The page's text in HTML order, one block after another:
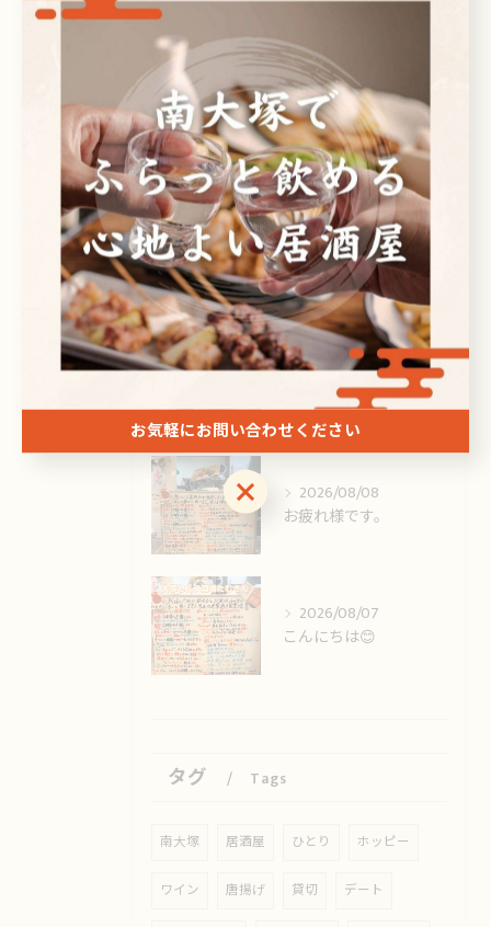
ビール
焼酎
刺身
ドリンク
最近の投稿 Recent Posts
2026/08/09
お疲れ様です🙏
2026/08/08
お疲れ様です。
2026/08/07
こんにちは😊
タグ Tags
南大塚 居酒屋 ひとり ホッピー
ワイン 唐揚げ 貸切 デート
お気軽にお問い合わせください
お気軽にお問い合わせください